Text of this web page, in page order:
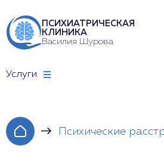
ПСИХИАТРИЧЕСКАЯ
КЛИНИКА
Василия Шурова
Услуги
Психические